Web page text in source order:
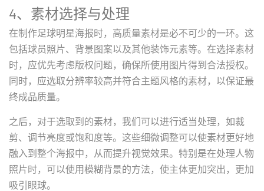
4、素材选择与处理
在制作足球明星海报时，高质量素材是必不可少的一环。这
包括球员照片、背景图案以及其他装饰元素等。在选择素材
时，应优先考虑版权问题，确保所使用图片得到合法授权。
同时，应选取分辨率较高并符合主题风格的素材，以保证最
终成品质量。
之后，对于选取到的素材，我们可以进行适当处理，如裁
剪、调节亮度或饱和度等。这些细微调整可以使素材更好地
融入到整个海报中，从而提升视觉效果。特别是在处理人物
照片时，可以使用模糊背景的方法，使主体更加突出，更加
吸引眼球。